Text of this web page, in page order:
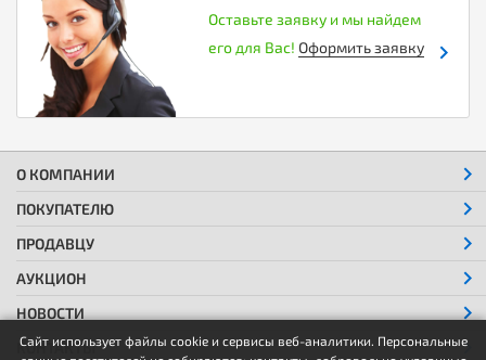
Оставьте заявку и мы найдем
его для Вас! Оформить заявку
О КОМПАНИИ
ПОКУПАТЕЛЮ
ПРОДАВЦУ
АУКЦИОН
НОВОСТИ
КОНТАКТЫ
Сайт использует файлы cookie и сервисы веб-аналитики. Персональные